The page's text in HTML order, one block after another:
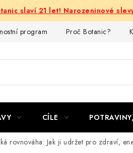
slaví 21 let! Narozeninové
program Proč Botanic?
CÍLE
rovnováha: Jak ji udržet pro zdraví,